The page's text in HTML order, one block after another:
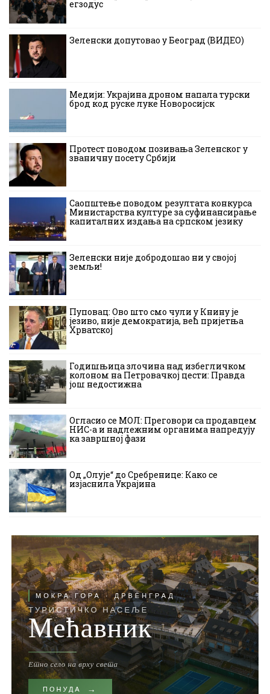
егзодус
Зеленски допутовао у Београд (ВИДЕО)
Медији: Украјина дроном напала турски
брод код руске луке Новоросијск
Протест поводом позивања Зеленског у
званичну посету Србији
Саопштење поводом резултата конкурса
Министарства културе за суфинансирање
капиталних издања на српском језику
Зеленски није добродошао ни у својој
земљи!
Пуповац: Ово што смо чули у Книну је
језиво, није демократија, већ пријетња
Хрватској
Годишњица злочина над избегличком
колоном на Петровачкој цести: Правда
још недостижна
Огласио се МОЛ: Преговори са продавцем
НИС-а и надлежним органима напредују
ка завршној фази
Од „Олује“ до Сребренице: Како се
изјаснила Украјина